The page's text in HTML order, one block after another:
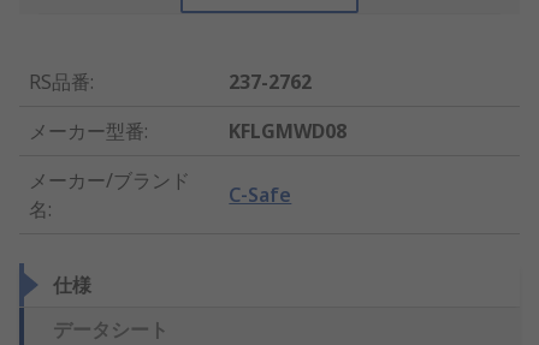
RS品番:
237-2762
メーカー型番:
KFLGMWD08
メーカー/ブランド
名:
C-Safe
仕様
データシート